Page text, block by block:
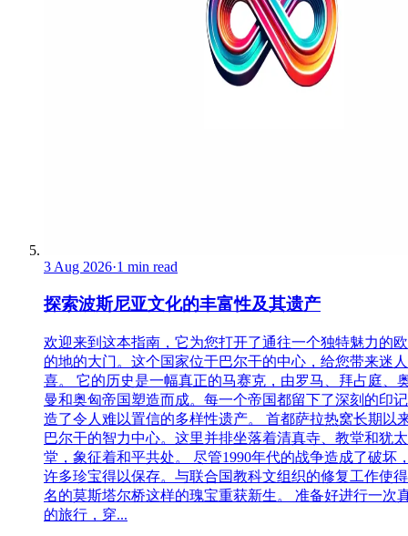
3 Aug 2026·1 min read
探索波斯尼亚文化的丰富性及其遗产
欢迎来到这本指南，它为您打开了通往一个独特魅力的
的地的大门。这个国家位于巴尔干的中心，给您带来迷
喜。 它的历史是一幅真正的马赛克，由罗马、拜占庭、
曼和奥匈帝国塑造而成。每一个帝国都留下了深刻的印
造了令人难以置信的多样性遗产。 首都萨拉热窝长期以
巴尔干的智力中心。这里并排坐落着清真寺、教堂和犹
堂，象征着和平共处。 尽管1990年代的战争造成了破坏
许多珍宝得以保存。与联合国教科文组织的修复工作使
名的莫斯塔尔桥这样的瑰宝重获新生。 准备好进行一次
的旅行，穿...